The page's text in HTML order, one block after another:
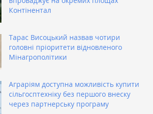
Контінентал
Тарас Висоцький назвав чотири
головні пріоритети відновленого
Мінагрополітики
Аграріям доступна можливість купити
сільгосптехніку без першого внеску
через партнерську програму